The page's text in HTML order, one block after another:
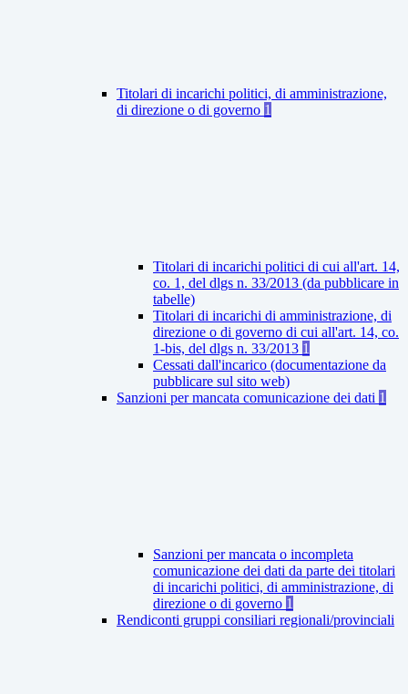
Titolari di incarichi politici, di amministrazione,
di direzione o di governo 1
Titolari di incarichi politici di cui all'art. 14,
co. 1, del dlgs n. 33/2013 (da pubblicare in
tabelle)
Titolari di incarichi di amministrazione, di
direzione o di governo di cui all'art. 14, co.
1-bis, del dlgs n. 33/2013 1
Cessati dall'incarico (documentazione da
pubblicare sul sito web)
Sanzioni per mancata comunicazione dei dati 1
Sanzioni per mancata o incompleta
comunicazione dei dati da parte dei titolari
di incarichi politici, di amministrazione, di
direzione o di governo 1
Rendiconti gruppi consiliari regionali/provinciali